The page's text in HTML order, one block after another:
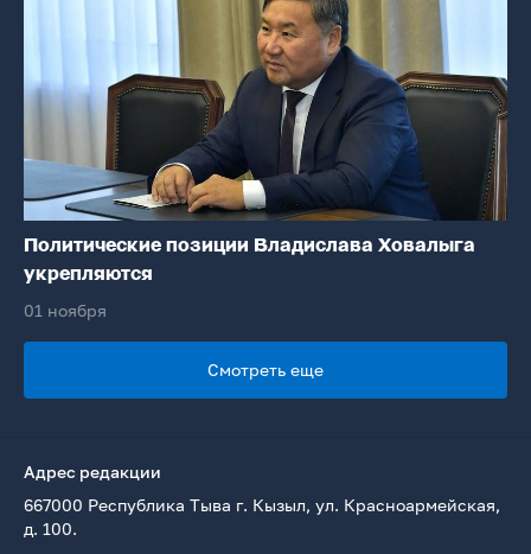
Политические позиции Владислава Ховалыга
укрепляются
01 ноября
Смотреть еще
Адрес редакции
667000 Республика Тыва г. Кызыл, ул. Красноармейская,
д. 100.